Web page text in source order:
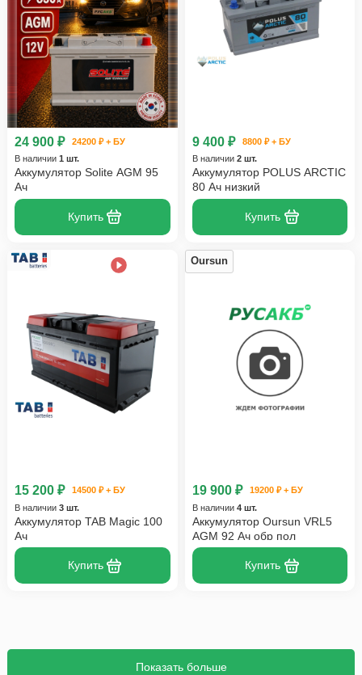
24 900 ₽
24200 ₽ + БУ
В наличии 1 шт.
Аккумулятор Solite AGM 95
Ач
Купить
9 400 ₽
8800 ₽ + БУ
В наличии 2 шт.
Аккумулятор POLUS ARCTIC
80 Ач низкий
Купить
15 200 ₽
14500 ₽ + БУ
В наличии 3 шт.
Аккумулятор TAB Magic 100
Ач
Купить
Oursun
19 900 ₽
19200 ₽ + БУ
В наличии 4 шт.
Аккумулятор Oursun VRL5
AGM 92 Ач обр пол
Купить
Показать больше